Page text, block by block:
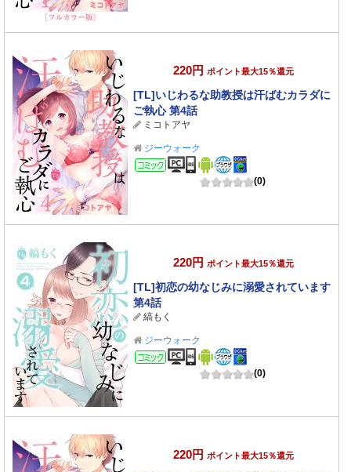
220円 ポイント最大15％還元
[TL]いじわるな助教授は汗ばむカラダに
ご執心 第4話
ミコトアヤ
ジーウォーク
コミック
(0)
220円 ポイント最大15％還元
[TL]初恋の幼なじみに溺愛されています
第4話
縞もく
ジーウォーク
コミック
(0)
220円 ポイント最大15％還元